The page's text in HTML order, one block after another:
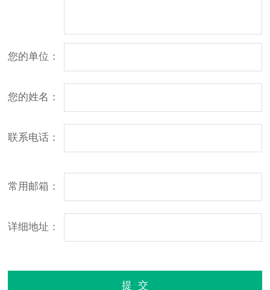
您的单位：
您的姓名：
联系电话：
常用邮箱：
详细地址：